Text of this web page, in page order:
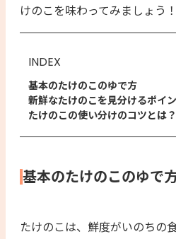
けのこを味わってみましょう！
INDEX
基本のたけのこのゆで方
新鮮なたけのこを見分けるポイ
たけのこの使い分けのコツとは？
基本のたけのこのゆで
たけのこは、鮮度がいのちの